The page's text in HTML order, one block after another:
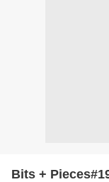
Bits +